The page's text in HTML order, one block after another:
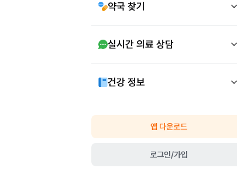
약국 찾기
실시간 의료 상담
건강 정보
앱 다운로드
로그인/가입